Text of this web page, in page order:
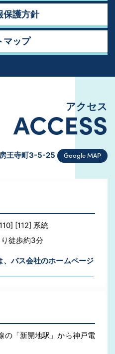
保護方針
マップ
アクセス
ACCESS
王寺町3-5-25 Google MAP
[112] 系統
り徒歩約3分
バス会社のホームページ
の「新開地駅」から神戸電